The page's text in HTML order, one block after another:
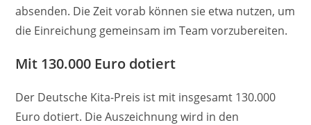
absenden. Die Zeit vorab können sie etwa nutzen, um
die Einreichung gemeinsam im Team vorzubereiten.
Mit 130.000 Euro dotiert
Der Deutsche Kita-Preis ist mit insgesamt 130.000
Euro dotiert. Die Auszeichnung wird in den